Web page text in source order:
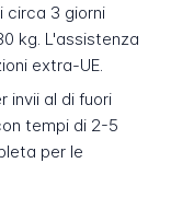
circa 3 giorni
kg. L'assistenza
extra-UE.
invii al di fuori
tempi di 2-5
per le